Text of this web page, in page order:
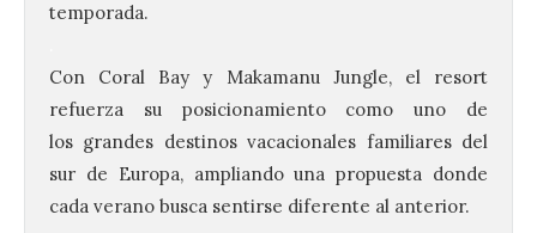
temporada.
Con Coral Bay y Makamanu Jungle, el resort
refuerza su posicionamiento como uno de
los grandes destinos vacacionales familiares del
sur de Europa, ampliando una propuesta donde
cada verano busca sentirse diferente al anterior.
Universitario de Música
Sacra de la Universidad
Pontificia de Salamanca
(UPSA), premiará composiciones
inéditas, destinadas a coro, con un
premio de 3.000 euros. Las candidaturas
noviembre. La Universidad, a […]